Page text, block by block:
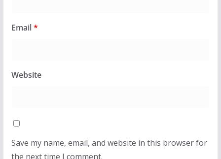
Email*
Website
Save my name, email, and website in this browser for
the next time I comment.